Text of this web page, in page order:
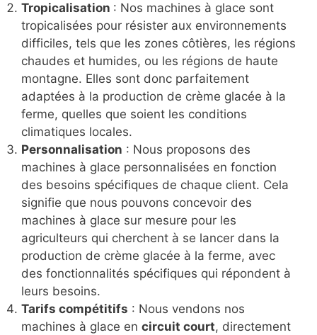
Tropicalisation : Nos machines à glace sont
tropicalisées pour résister aux environnements
difficiles, tels que les zones côtières, les régions
chaudes et humides, ou les régions de haute
montagne. Elles sont donc parfaitement
adaptées à la production de crème glacée à la
ferme, quelles que soient les conditions
climatiques locales.
Personnalisation : Nous proposons des
machines à glace personnalisées en fonction
des besoins spécifiques de chaque client. Cela
signifie que nous pouvons concevoir des
machines à glace sur mesure pour les
agriculteurs qui cherchent à se lancer dans la
production de crème glacée à la ferme, avec
des fonctionnalités spécifiques qui répondent à
leurs besoins.
Tarifs compétitifs : Nous vendons nos
machines à glace en circuit court, directement